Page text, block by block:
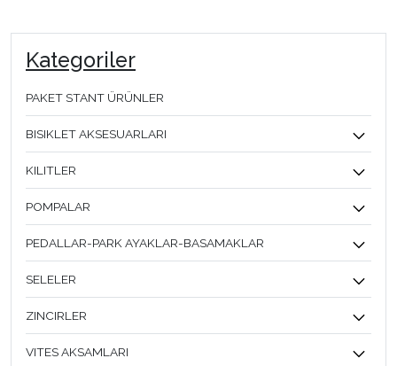
Kategoriler
PAKET STANT ÜRÜNLER
BISIKLET AKSESUARLARI
KILITLER
POMPALAR
PEDALLAR-PARK AYAKLAR-BASAMAKLAR
SELELER
ZINCIRLER
VITES AKSAMLARI